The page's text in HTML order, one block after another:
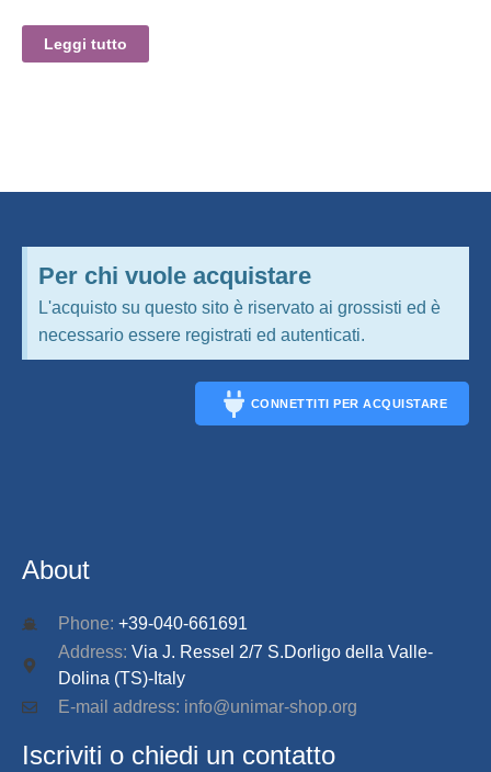
Leggi tutto
Per chi vuole acquistare
L'acquisto su questo sito è riservato ai grossisti ed è
necessario essere registrati ed autenticati.
CONNETTITI PER ACQUISTARE
About
Phone: +39-040-661691
Address: Via J. Ressel 2/7 S.Dorligo della Valle-
Dolina (TS)-Italy
E-mail address: info@unimar-shop.org
Iscriviti o chiedi un contatto